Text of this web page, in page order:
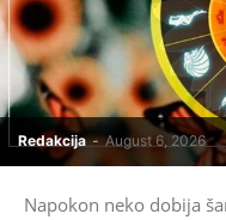
Redakcija - August 6, 2026
Napokon neko dobija